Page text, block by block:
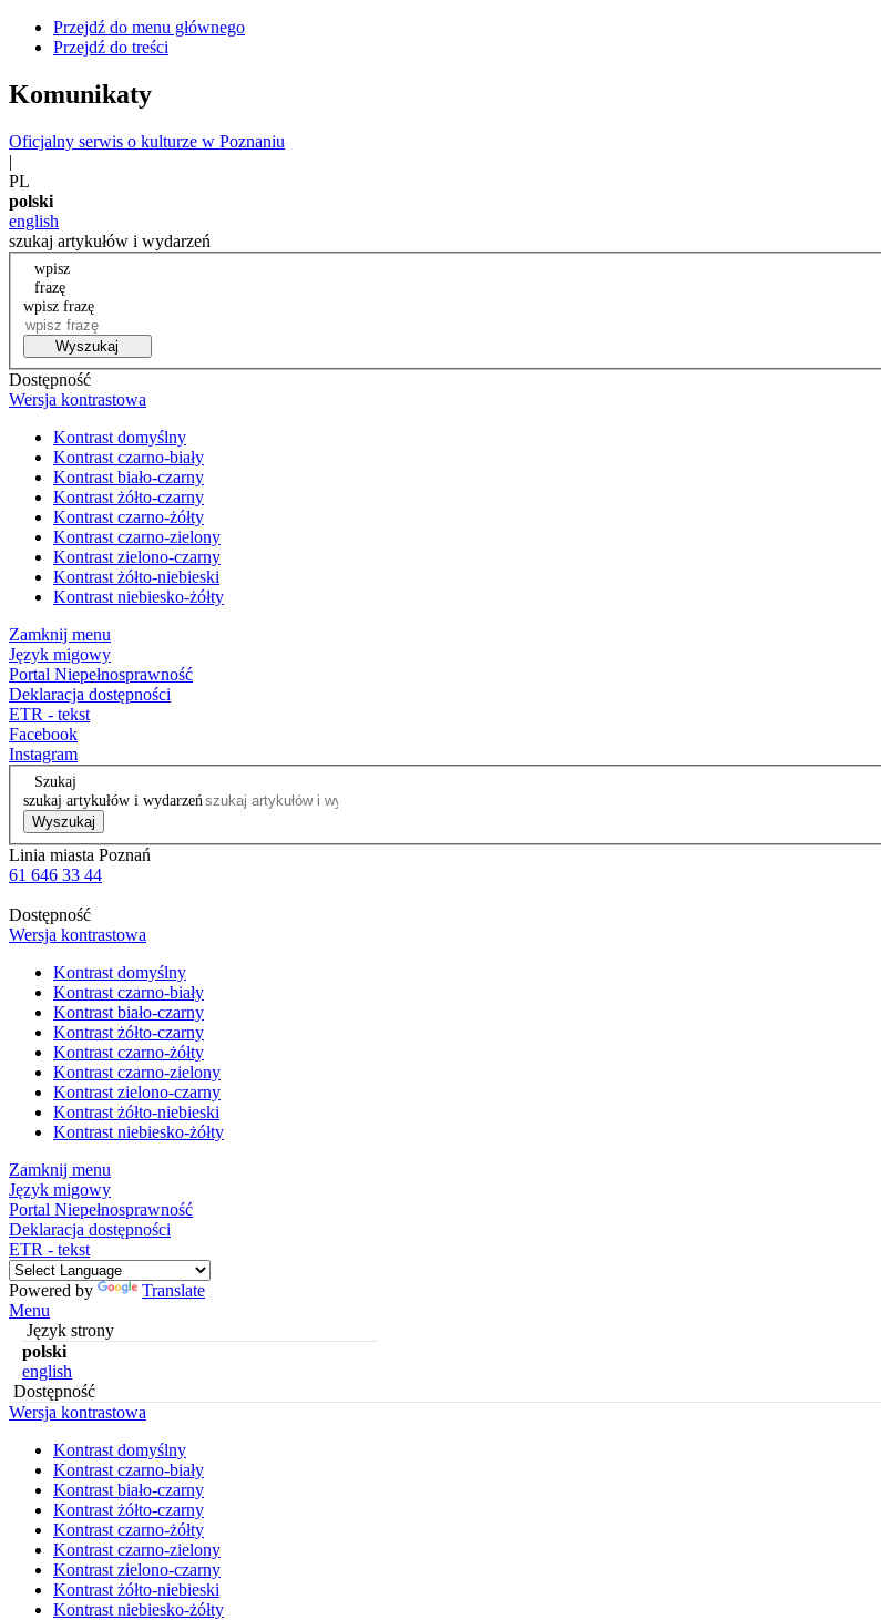
Przejdź do menu głównego
Przejdź do treści
Komunikaty
Oficjalny serwis o kulturze w Poznaniu
|
PL
polski
english
szukaj artykułów i wydarzeń
wpisz
frazę
wpisz frazę
Wyszukaj
Dostępność
Wersja kontrastowa
Kontrast domyślny
Kontrast czarno-biały
Kontrast biało-czarny
Kontrast żółto-czarny
Kontrast czarno-żółty
Kontrast czarno-zielony
Kontrast zielono-czarny
Kontrast żółto-niebieski
Kontrast niebiesko-żółty
Zamknij menu
Język migowy
Portal Niepełnosprawność
Deklaracja dostępności
ETR - tekst
Facebook
Instagram
Szukaj
szukaj artykułów i wydarzeń
Wyszukaj
Linia miasta Poznań
61 646 33 44
Dostępność
Wersja kontrastowa
Kontrast domyślny
Kontrast czarno-biały
Kontrast biało-czarny
Kontrast żółto-czarny
Kontrast czarno-żółty
Kontrast czarno-zielony
Kontrast zielono-czarny
Kontrast żółto-niebieski
Kontrast niebiesko-żółty
Zamknij menu
Język migowy
Portal Niepełnosprawność
Deklaracja dostępności
ETR - tekst
Powered by
Translate
Menu
Język strony
polski
english
Dostępność
Wersja kontrastowa
Kontrast domyślny
Kontrast czarno-biały
Kontrast biało-czarny
Kontrast żółto-czarny
Kontrast czarno-żółty
Kontrast czarno-zielony
Kontrast zielono-czarny
Kontrast żółto-niebieski
Kontrast niebiesko-żółty